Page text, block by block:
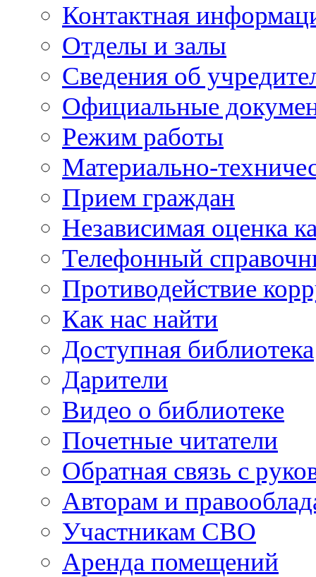
Контактная
Отделы и залы
Сведения об
Официальные
Режим работы
Материально-
Прием граждан
Независимая оценка
Телефонный
Противодействие
Как нас найти
Доступная библиотека
Дарители
Видео о библиотеке
Почетные читатели
Обратная связь с
Авторам и
Участникам СВО
Аренда помещений